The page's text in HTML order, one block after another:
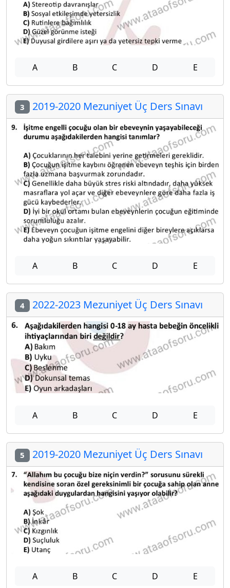
A B C D E
3 2019-2020 Mezuniyet Üç Ders Sınavı
A B C D E
4 2022-2023 Mezuniyet Üç Ders Sınavı
A B C D E
5 2019-2020 Mezuniyet Üç Ders Sınavı
A B C D E